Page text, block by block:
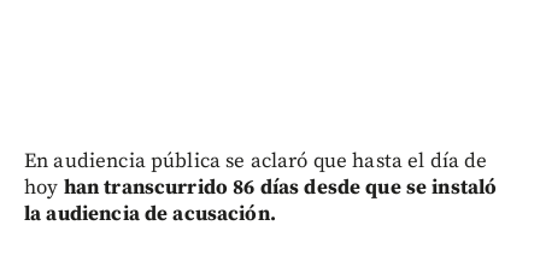
En audiencia pública se aclaró que hasta el día de
hoy han transcurrido 86 días desde que se instaló
la audiencia de acusación.